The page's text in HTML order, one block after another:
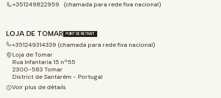
+351249822959 (chamada para rede fixa nacional)
LOJA DE TOMAR POINT DE RETRAIT
+351249314339 (chamada para rede fixa nacional)
Loja de Tomar
Rua Infantaria 15 nº55
2300-583 Tomar
District de Santarém - Portugal
Voir plus de détails